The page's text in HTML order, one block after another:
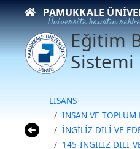
PAMUKKALE
Üniversite hayatın
Eğitim
Sistemi
LİSANS
İNSAN VE TOPLUM
İNGİLİZ DİLİ VE
145 İNGİLİZ DİLİ